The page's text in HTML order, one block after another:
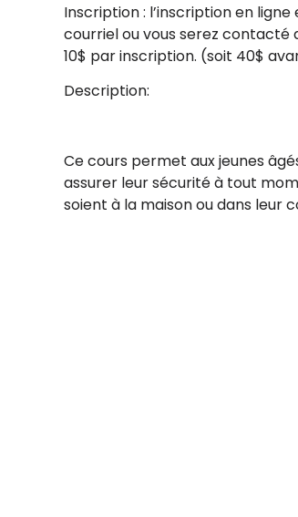
Inscription : l’inscription en
courriel ou vous serez contacté
10$ par inscription. (soit 40$
Description:
Ce cours permet aux jeunes
assurer leur sécurité à tout
soient à la maison ou dans leur